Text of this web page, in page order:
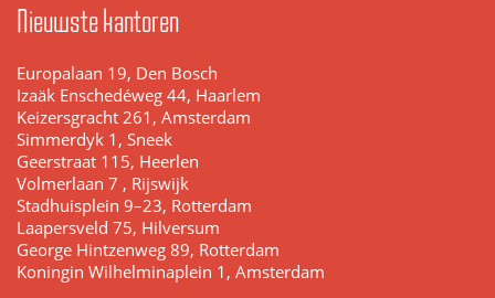
Nieuwste kantoren
Europalaan 19, Den Bosch
Izaäk Enschedéweg 44, Haarlem
Keizersgracht 261, Amsterdam
Simmerdyk 1, Sneek
Geerstraat 115, Heerlen
Volmerlaan 7 , Rijswijk
Stadhuisplein 9–23, Rotterdam
Laapersveld 75, Hilversum
George Hintzenweg 89, Rotterdam
Koningin Wilhelminaplein 1, Amsterdam